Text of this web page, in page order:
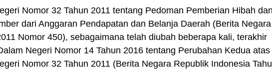
Nomor 32 Tahun 2011 tentang Pedoman Pemberian Hibah
dari Anggaran Pendapatan dan Belanja Daerah (Berita Negara
Nomor 450), sebagaimana telah diubah beberapa kali, terakhir
Negeri Nomor 14 Tahun 2016 tentang Perubahan Kedua atas
Nomor 32 Tahun 2011 (Berita Negara Republik Indonesia